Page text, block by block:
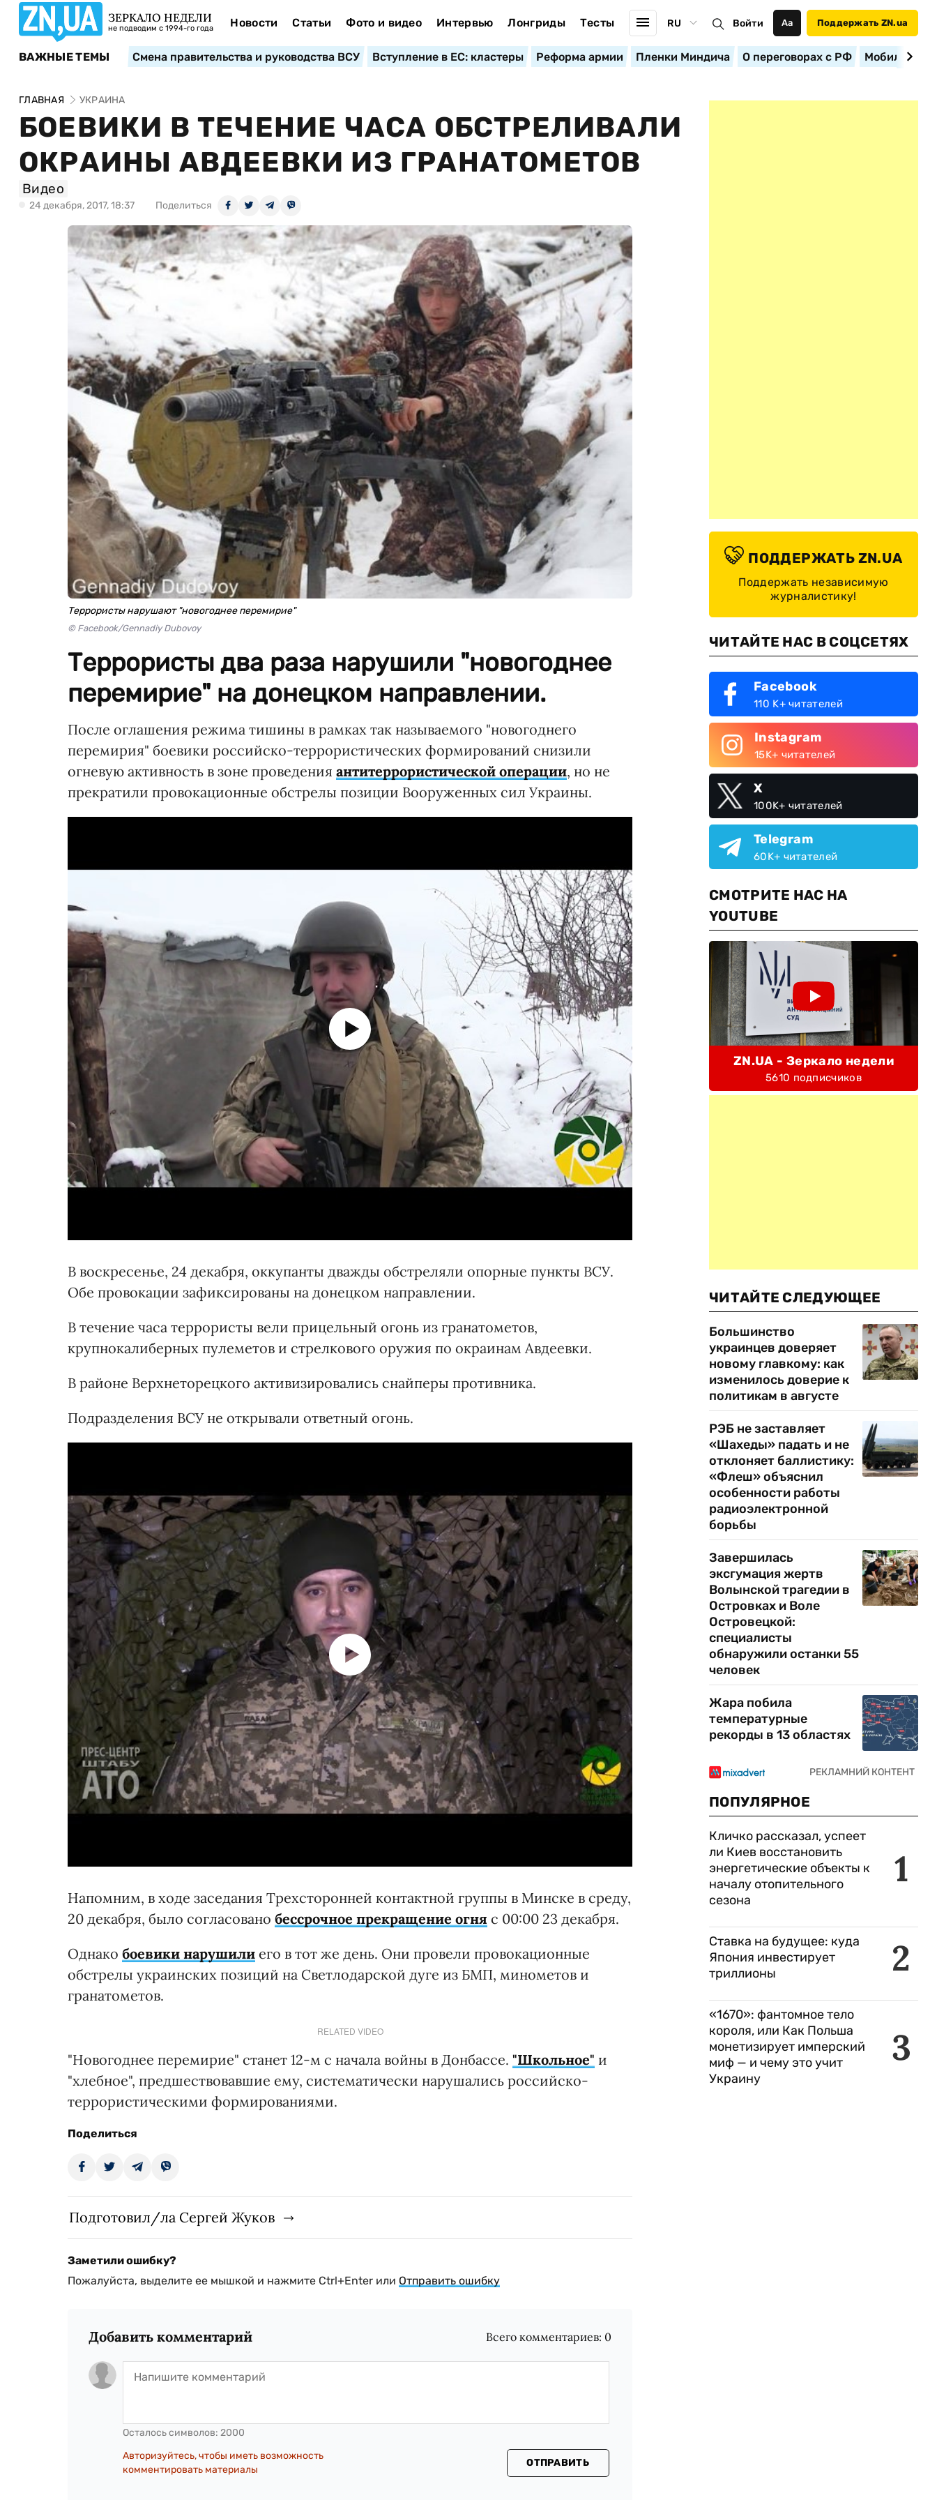
ЗЕРКАЛО НЕДЕЛИ
не подводим с 1994-го года Новости Статьи Фото и видео Интервью Лонгриды Тесты RU Войти Аа Поддержать ZN.ua
ВАЖНЫЕ ТЕМЫ Смена правительства и руководства ВСУ Вступление в ЕС: кластеры Реформа армии Пленки Миндича О переговорах с РФ
ГЛАВНАЯ УКРАИНА
БОЕВИКИ В ТЕЧЕНИЕ ЧАСА ОБСТРЕЛИВАЛИ
ОКРАИНЫ АВДЕЕВКИ ИЗ ГРАНАТОМЕТОВ
Видео
24 декабря, 2017, 18:37 Поделиться
Террористы нарушают "новогоднее перемирие"
© Facebook/Gennadiy Dubovoy
Террористы два раза нарушили "новогоднее
перемирие" на донецком направлении.
После оглашения режима тишины в рамках так называемого "новогоднего
перемирия" боевики российско-террористических формирований снизили
огневую активность в зоне проведения антитеррористической операции, но не
прекратили провокационные обстрелы позиции Вооруженных сил Украины.
В воскресенье, 24 декабря, оккупанты дважды обстреляли опорные пункты ВСУ.
Обе провокации зафиксированы на донецком направлении.
В течение часа террористы вели прицельный огонь из гранатометов,
крупнокалиберных пулеметов и стрелкового оружия по окраинам Авдеевки.
В районе Верхнеторецкого активизировались снайперы противника.
Подразделения ВСУ не открывали ответный огонь.
Напомним, в ходе заседания Трехсторонней контактной группы в Минске в среду,
20 декабря, было согласовано бессрочное прекращение огня с 00:00 23 декабря.
Однако боевики нарушили его в тот же день. Они провели провокационные
обстрелы украинских позиций на Светлодарской дуге из БМП, минометов и
гранатометов.
RELATED VIDEO
"Новогоднее перемирие" станет 12-м с начала войны в Донбассе. "Школьное" и
"хлебное", предшествовавшие ему, систематически нарушались российско-
террористическими формированиями.
Поделиться
Подготовил/ла Сергей Жуков
Заметили ошибку?
Пожалуйста, выделите ее мышкой и нажмите Ctrl+Enter или Отправить ошибку
Добавить комментарий Всего комментариев: 0
Осталось символов: 2000
Авторизуйтесь, чтобы иметь возможность
комментировать материалы
ОТПРАВИТЬ
ПОДДЕРЖАТЬ ZN.UA
Поддержать независимую
журналистику!
ЧИТАЙТЕ НАС В СОЦСЕТЯХ
Facebook
110 K+ читателей
Instagram
15K+ читателей
X
100K+ читателей
Telegram
60K+ читателей
СМОТРИТЕ НАС НА
YOUTUBE
ZN.UA - Зеркало недели
5610 подписчиков
ЧИТАЙТЕ СЛЕДУЮЩЕЕ
Большинство
украинцев доверяет
новому главкому: как
изменилось доверие к
политикам в августе
РЭБ не заставляет
«Шахеды» падать и не
отклоняет баллистику:
«Флеш» объяснил
особенности работы
радиоэлектронной
борьбы
Завершилась
эксгумация жертв
Волынской трагедии в
Островках и Воле
Островецкой:
специалисты
обнаружили останки 55
человек
Жара побила
температурные
рекорды в 13 областях
ПОПУЛЯРНОЕ
1
Кличко рассказал, успеет
ли Киев восстановить
энергетические объекты к
началу отопительного
сезона
2
Ставка на будущее: куда
Япония инвестирует
триллионы
3
«1670»: фантомное тело
короля, или Как Польша
монетизирует имперский
миф — и чему это учит
Украину